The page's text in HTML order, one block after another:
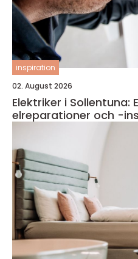
inspiration
02. August 2026
Elektriker i Sollentuna:
elreparationer och -